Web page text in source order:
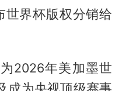
世界杯版权分销给
2026年美加墨世